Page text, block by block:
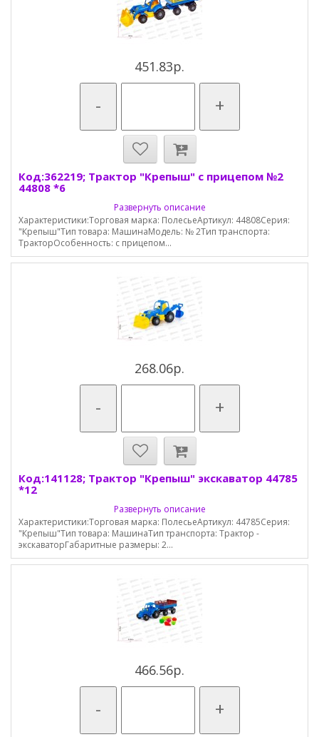
451.83р.
- +
Код:362219; Трактор "Крепыш" с прицепом №2
44808 *6
Развернуть описание
Характеристики:Торговая марка: ПолесьеАртикул: 44808Серия:
"Крепыш"Тип товара: МашинаМодель: № 2Тип транспорта:
ТракторОсобенность: с прицепом...
268.06р.
- +
Код:141128; Трактор "Крепыш" экскаватор 44785
*12
Развернуть описание
Характеристики:Торговая марка: ПолесьеАртикул: 44785Серия:
"Крепыш"Тип товара: МашинаТип транспорта: Трактор -
экскаваторГабаритные размеры: 2...
466.56р.
- +